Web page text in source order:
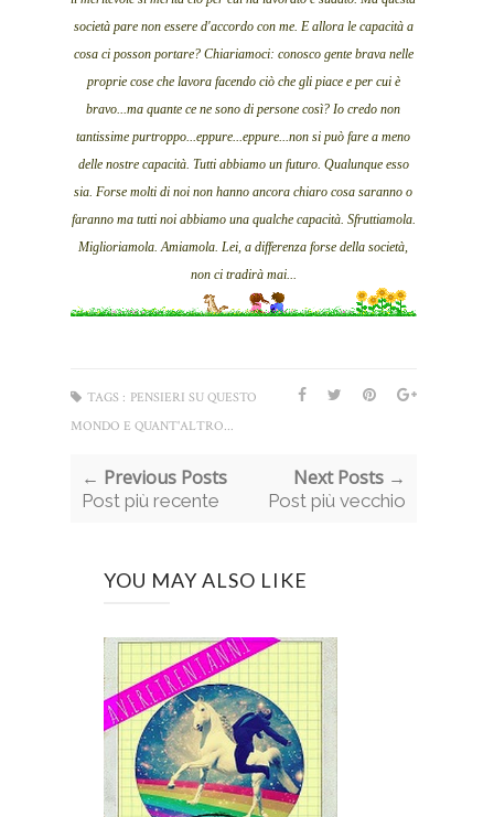
società pare non essere d'accordo con me. E allora le capacità a
cosa ci posson portare? Chiariamoci: conosco gente brava nelle
proprie cose che lavora facendo ciò che gli piace e per cui è
bravo...ma quante ce ne sono di persone così? Io credo non
tantissime purtroppo...eppure...eppure...non si può fare a meno
delle nostre capacità. Tutti abbiamo un futuro. Qualunque esso
sia. Forse molti di noi non hanno ancora chiaro cosa saranno o
faranno ma tutti noi abbiamo una qualche capacità. Sfruttiamola.
Miglioriamola. Amiamola. Lei, a differenza forse della società,
non ci tradirà mai...
TAGS : PENSIERI SU QUESTO
MONDO E QUANT'ALTRO...
← Previous Posts
Post più recente
Next Posts →
Post più vecchio
YOU MAY ALSO LIKE